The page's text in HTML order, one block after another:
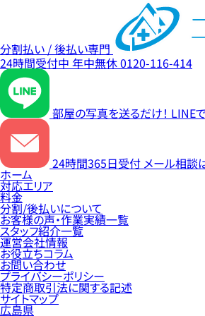
分割払い / 後払い専門
24時間受付中 年中無休0120-116-414
部屋の写真を送るだけ！ LINE
24時間365日受付 メール相談
ホーム
対応エリア
料金
分割/後払いについて
お客様の声・作業実績一覧
スタッフ紹介一覧
運営会社情報
お役立ちコラム
お問い合わせ
プライバシーポリシー
特定商取引法に関する記述
サイトマップ
広島県